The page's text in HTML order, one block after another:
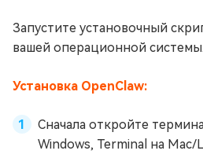
Запустите установочный
вашей операционной системы.
Установка OpenClaw:
Сначала откройте
Windows, Terminal на Mac/